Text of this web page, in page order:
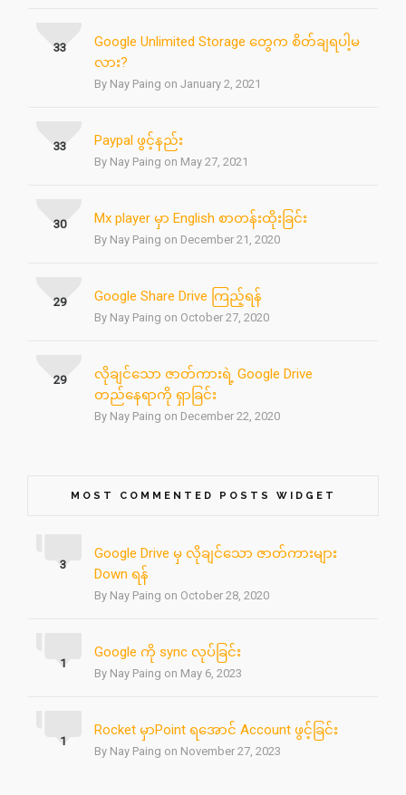
Google Unlimited Storage တွေက စိတ်ချရပါ့မ
လား?
By Nay Paing on January 2, 2021
33
Paypal ဖွင့်နည်း
By Nay Paing on May 27, 2021
33
Mx player မှာ English စာတန်းထိုးခြင်း
By Nay Paing on December 21, 2020
30
Google Share Drive ကြည့်ရန်
By Nay Paing on October 27, 2020
29
လိုချင်သော ဇာတ်ကားရဲ့ Google Drive
တည်နေရာကို ရှာခြင်း
By Nay Paing on December 22, 2020
29
MOST COMMENTED POSTS WIDGET
Google Drive မှ လိုချင်သော ဇာတ်ကားများ
Down ရန်
By Nay Paing on October 28, 2020
3
Google ကို sync လုပ်ခြင်း
By Nay Paing on May 6, 2023
1
Rocket မှာPoint ရအောင် Account ဖွင့်ခြင်း
By Nay Paing on November 27, 2023
1